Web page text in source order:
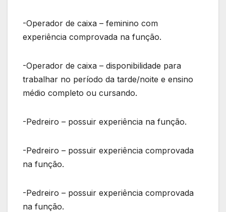
-Operador de caixa – feminino com
experiência comprovada na função.
-Operador de caixa – disponibilidade para
trabalhar no período da tarde/noite e ensino
médio completo ou cursando.
-Pedreiro – possuir experiência na função.
-Pedreiro – possuir experiência comprovada
na função.
-Pedreiro – possuir experiência comprovada
na função.